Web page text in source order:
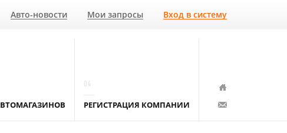
Авто-новости Мои запросы Вход в систему
РЕГИСТРАЦИЯ КОМПАНИИ